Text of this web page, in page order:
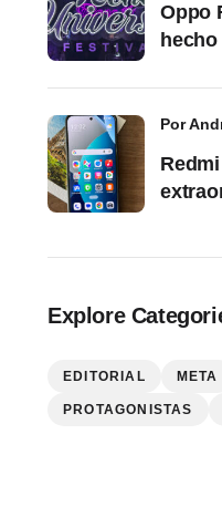
Oppo
hecho
por
Explore
EDITORIAL META
PROTAGONISTAS